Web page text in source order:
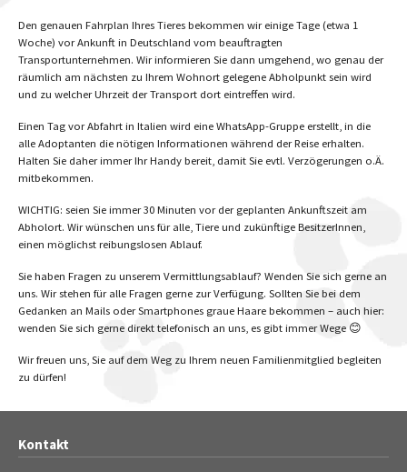
Den genauen Fahrplan Ihres Tieres bekommen wir einige Tage (etwa 1
Woche) vor Ankunft in Deutschland vom beauftragten
Transportunternehmen. Wir informieren Sie dann umgehend, wo genau der
räumlich am nächsten zu Ihrem Wohnort gelegene Abholpunkt sein wird
und zu welcher Uhrzeit der Transport dort eintreffen wird.
Einen Tag vor Abfahrt in Italien wird eine WhatsApp-Gruppe erstellt, in die
alle Adoptanten die nötigen Informationen während der Reise erhalten.
Halten Sie daher immer Ihr Handy bereit, damit Sie evtl. Verzögerungen o.Ä.
mitbekommen.
WICHTIG: seien Sie immer 30 Minuten vor der geplanten Ankunftszeit am
Abholort. Wir wünschen uns für alle, Tiere und zukünftige BesitzerInnen,
einen möglichst reibungslosen Ablauf.
Sie haben Fragen zu unserem Vermittlungsablauf? Wenden Sie sich gerne an
uns. Wir stehen für alle Fragen gerne zur Verfügung. Sollten Sie bei dem
Gedanken an Mails oder Smartphones graue Haare bekommen – auch hier:
wenden Sie sich gerne direkt telefonisch an uns, es gibt immer Wege 😊
Wir freuen uns, Sie auf dem Weg zu Ihrem neuen Familienmitglied begleiten
zu dürfen!
Kontakt